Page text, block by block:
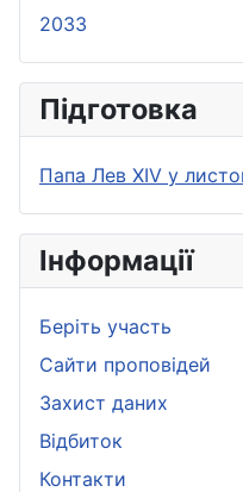
2033
Підготовка
Папа Лев XIV у
Iнформації
Беріть участь
Сайти проповідей
Захист даних
Bідбиток
Контакти